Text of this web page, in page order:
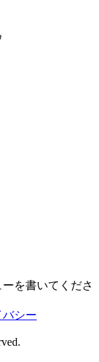
を書いてくださ
バシー